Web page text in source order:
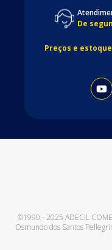
De
Preços e
©1990 - 2025 ADECIL
Osmundo dos Santos